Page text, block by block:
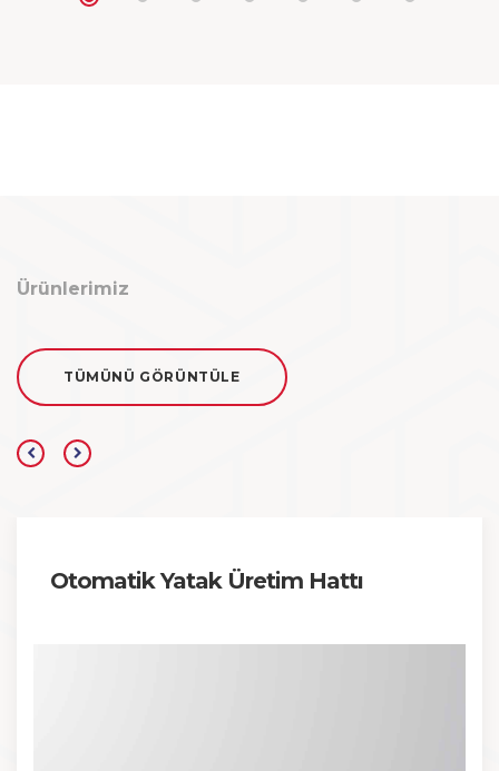
Ürünlerimiz
TÜMÜNÜ GÖRÜNTÜLE
Otomatik Yatak Üretim Hattı